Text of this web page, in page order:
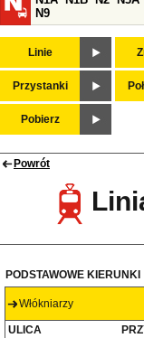
N9
Linie
Przystanki
Pobierz
Powrót
PODSTAWOWE KIERUNKI
Włókniarzy
ULICA